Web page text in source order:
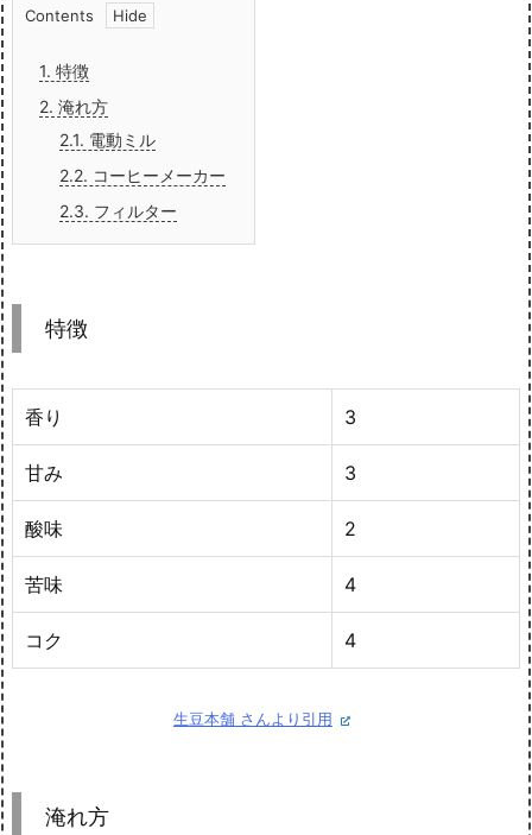
Contents
1. 特徴
2. 淹れ方
2.1. 電動ミル
2.2. コーヒーメーカー
2.3. フィルター
特徴
香り 3
甘み 3
酸味 2
苦味 4
コク 4
生豆本舗 さんより引用
淹れ方